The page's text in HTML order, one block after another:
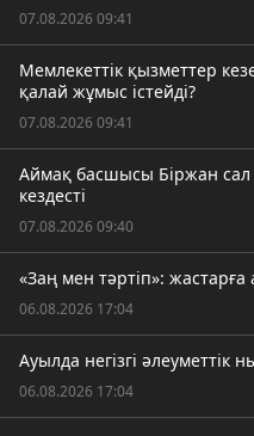
07.08.2026 09:41
Мемлекеттік қызметтер
қалай жұмыс істейді?
07.08.2026 09:41
Аймақ басшысы Біржан
кездесті
07.08.2026 09:40
«Заң мен тәртіп»:
06.08.2026 17:04
Ауылда негізгі
06.08.2026 17:04